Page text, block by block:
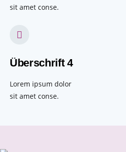
sit amet conse.
Überschrift 4
Lorem ipsum dolor
sit amet conse.